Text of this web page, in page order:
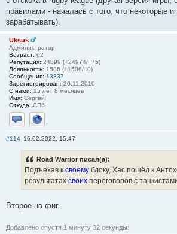
правилами - началась с того, что некоторые
зарабатывать).
Uksus
Администратор
Возраст: 62
Репутация: 24899 (+24974/−75)
Лояльность: 1586 (+1586/−0)
Сообщения: 13337
Зарегистрирован: 20.11.2010
С нами: 15 лет 8 месяцев
Имя: Сергей
Откуда: СПб
Отправить личное сообщение
Сайт
#114 16.02.2022, 15:47
Road Warrior писал(а):
Подъехав к своему блоку, Хас пошёл к
результатах своих переговоров с
Второе на фиг.
Добавлено спустя 1 минуту 32 секунды: